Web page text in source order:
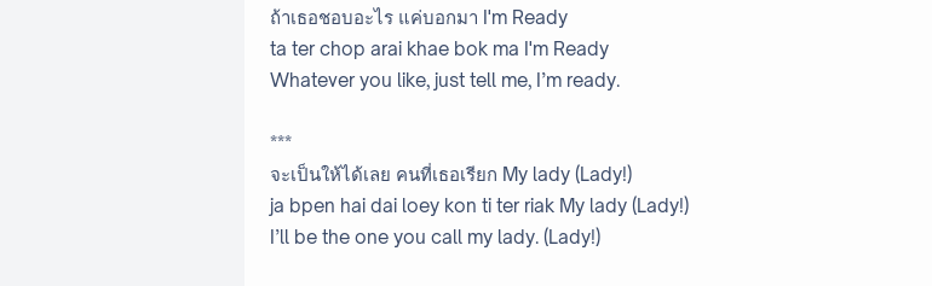
ถ้าเธอชอบอะไร แค่บอกมา I'm Ready
ta ter chop arai khae bok ma I'm Ready
Whatever you like, just tell me, I’m ready.
***
จะเป็นให้ได้เลย คนที่เธอเรียก My lady (Lady!)
ja bpen hai dai loey kon ti ter riak My lady (Lady!)
I’ll be the one you call my lady. (Lady!)